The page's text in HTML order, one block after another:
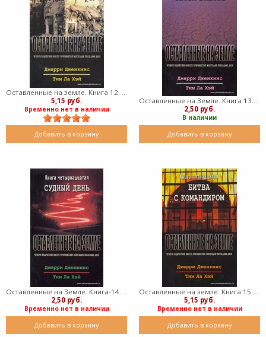
5,15 руб.
Временно нет в наличии
Добавить в корзину
Оставленные на Земле. Книга 13. Снова вместе (Мягкий)
2,50 руб.
В наличии
Добавить в корзину
Оставленные на Земле. Книга-14. Судный день (Мягкий)
2,50 руб.
Временно нет в наличии
Добавить в корзину
Оставленные на земле. Книга 15. Битва с командиром (Мягкий)
5,15 руб.
Временно нет в наличии
Добавить в корзину